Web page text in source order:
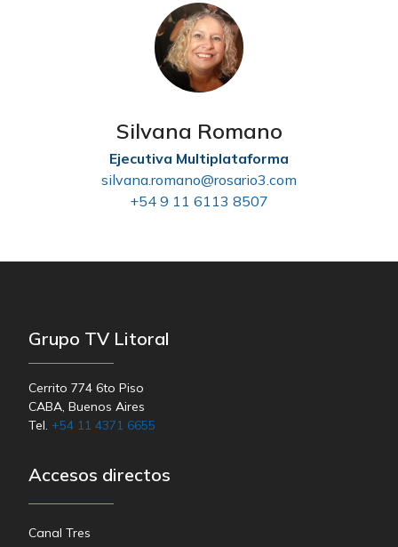
Silvana Romano
Ejecutiva Multiplataforma
silvana.romano@rosario3.com
+54 9 11 6113 8507
Grupo TV Litoral
Cerrito 774 6to Piso
CABA, Buenos Aires
Tel. +54 11 4371 6655
Accesos directos
Canal Tres